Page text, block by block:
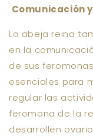
Comunicación
La abeja reina
en la
de sus
esenciales para
regular las
feromona de la
desarrollen